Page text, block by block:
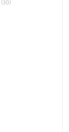
(10)